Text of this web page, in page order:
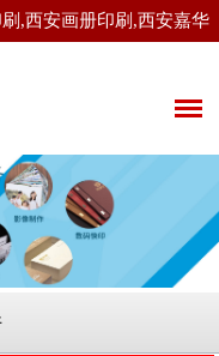
,西安画册印刷,西安嘉华